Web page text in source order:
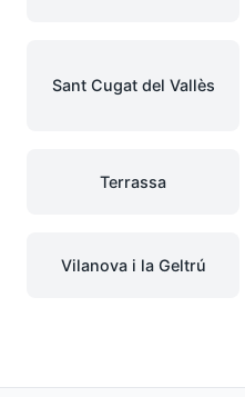
Sant Cugat del Vallès
Terrassa
Vilanova i la Geltrú